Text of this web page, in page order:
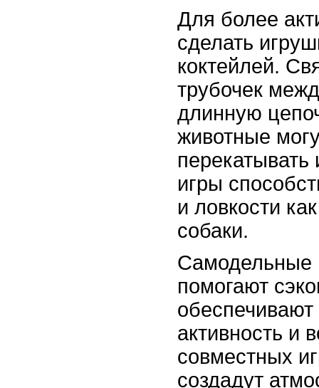
Для более
сделать
коктейлей.
трубочек
длинную
животные
игры
и ловкости
собаки.
Самодельные
помогают
активность и
совместных
создадут